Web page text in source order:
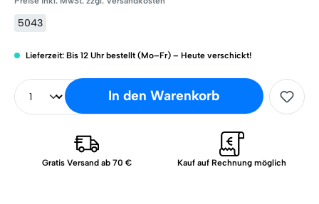
5043
Lieferzeit: Bis 12 Uhr bestellt (Mo–Fr) – Heute verschickt!
In den Warenkorb
Gratis Versand ab 70 € Kauf auf Rechnung möglich